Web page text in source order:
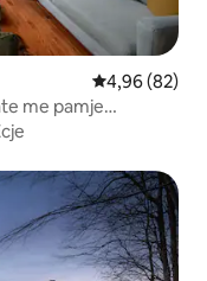
Vlerësimi
4,96 (82)
me pamje